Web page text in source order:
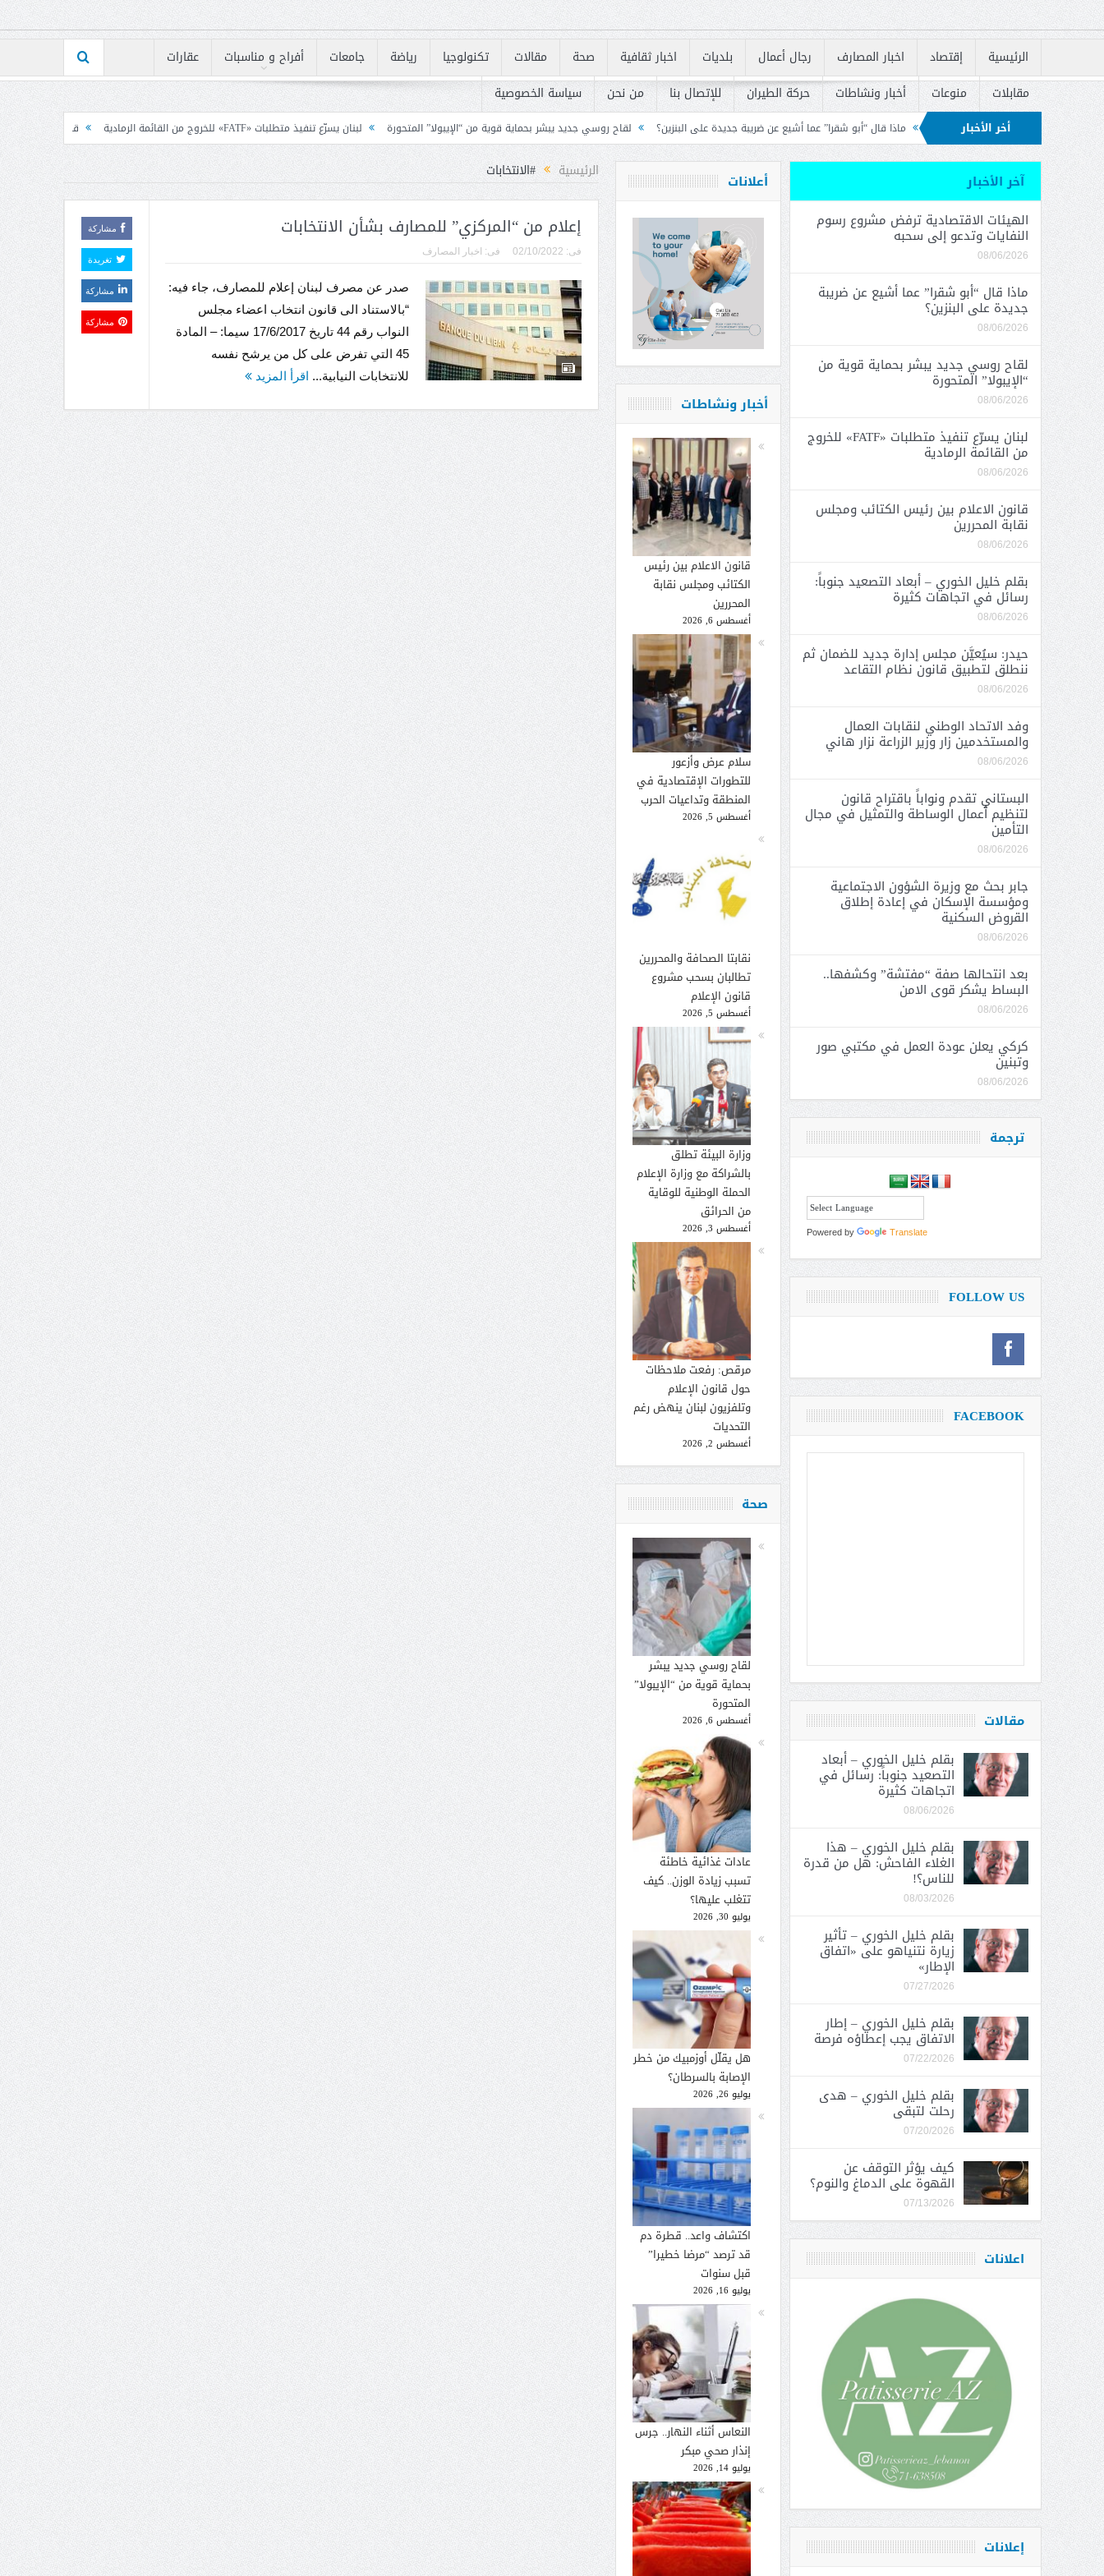
الرئيسية إقتصاد اخبار المصارف رجال أعمال بلديات اخبار ثقافية صحة مقالات تكنولوجيا رياضة جامعات أفراح و مناسبات
عقارات
مقابلات
منوعات أخبار ونشاطات حركة الطيران للإتصال بنا من نحن سياسة الخصوصية
أخر الأخبار إلى سحبه ماذا قال “أبو شقرا” عما أشيع عن ضريبة جديدة على البنزين؟ لقاح روسي جديد يبشر بحماية قوية من “الإيبولا” المتحورة لبنان يسرّع تنفيذ متطلبات «FATF» للخروج من القائمة الرمادية
قانون الاعلام بين رئيس الكتائب ومجلس
في إعادة إطلاق القروض السكنية
الرئيسية #الانتخابات
إعلام من “المركزي” للمصارف بشأن الانتخابات
فى: 02/10/2022 فى: اخبار المصارف
صدر عن مصرف لبنان إعلام للمصارف، جاء فيه:
“بالاستناد الى قانون انتخاب اعضاء مجلس
النواب رقم 44 تاريخ 17/6/2017 سيما: – المادة
45 التي تفرض على كل من يرشح نفسه
للانتخابات النيابية... اقرأ المزيد
مشاركة
تغريدة
مشاركة
مشاركة
أعلانات
أخبار ونشاطات
قانون الاعلام بين رئيس
الكتائب ومجلس نقابة
المحررين
أغسطس 6, 2026
سلام عرض وأزعور
للتطورات الإقتصادية في
المنطقة وتداعيات الحرب
أغسطس 5, 2026
نقابتا الصحافة والمحررين
تطالبان بسحب مشروع
قانون الإعلام
أغسطس 5, 2026
وزارة البيئة تطلق
بالشراكة مع وزارة الإعلام
الحملة الوطنية للوقاية
من الحرائق
أغسطس 3, 2026
مرقص: رفعت ملاحظات
حول قانون الإعلام
وتلفزيون لبنان ينهض رغم
التحديات
أغسطس 2, 2026
صحة
لقاح روسي جديد يبشر
بحماية قوية من “الإيبولا”
المتحورة
أغسطس 6, 2026
عادات غذائية خاطئة
تسبب زيادة الوزن.. كيف
تتغلب عليها؟
يوليو 30, 2026
هل يقلّل أوزمبيك من خطر
الإصابة بالسرطان؟
يوليو 26, 2026
اكتشاف واعد.. قطرة دم
قد ترصد “مرضا خطيرا”
قبل سنوات
يوليو 16, 2026
النعاس أثناء النهار.. جرس
إنذار صحي مبكر
يوليو 14, 2026
آخر الأخبار
الهيئات الاقتصادية ترفض مشروع رسوم
النفايات وتدعو إلى سحبه
08/06/2026
ماذا قال “أبو شقرا” عما أشيع عن ضريبة
جديدة على البنزين؟
08/06/2026
لقاح روسي جديد يبشر بحماية قوية من
“الإيبولا” المتحورة
08/06/2026
لبنان يسرّع تنفيذ متطلبات «FATF» للخروج
من القائمة الرمادية
08/06/2026
قانون الاعلام بين رئيس الكتائب ومجلس
نقابة المحررين
08/06/2026
بقلم خليل الخوري – أبعاد التصعيد جنوباً:
رسائل في اتجاهات كثيرة
08/06/2026
حيدر: سيُعيَّن مجلس إدارة جديد للضمان ثم
ننطلق لتطبيق قانون نظام التقاعد
08/06/2026
وفد الاتحاد الوطني لنقابات العمال
والمستخدمين زار وزير الزراعة نزار هاني
08/06/2026
البستاني تقدم ونواباً باقتراح قانون
لتنظيم أعمال الوساطة والتمثيل في مجال
التأمين
08/06/2026
جابر بحث مع وزيرة الشؤون الاجتماعية
ومؤسسة الإسكان في إعادة إطلاق
القروض السكنية
08/06/2026
بعد انتحالها صفة “مفتشة” وكشفها..
البساط يشكر قوى الامن
08/06/2026
كركي يعلن عودة العمل في مكتبي صور
وتبنين
08/06/2026
ترجمة
Powered by Translate
FOLLOW US
FACEBOOK
مقالات
بقلم خليل الخوري – أبعاد
التصعيد جنوباً: رسائل في
اتجاهات كثيرة
08/06/2026
بقلم خليل الخوري – هذا
الغلاء الفاحش: هل من قدرة
للناس؟!
08/03/2026
بقلم خليل الخوري – تأثير
زيارة نتنياهو على «اتفاق
الإطار»
07/27/2026
بقلم خليل الخوري – إطار
الاتفاق يجب إعطاؤه فرصة
07/22/2026
بقلم خليل الخوري – هدى
رحلت لتبقى
07/20/2026
كيف يؤثر التوقف عن
القهوة على الدماغ والنوم؟
07/13/2026
اعلانات
إعلانات